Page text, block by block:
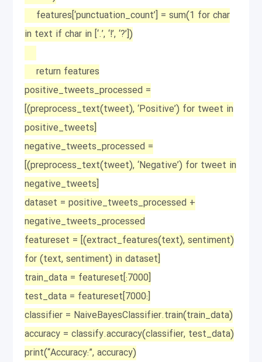
features[‘punctuation_count’] = sum(1 for char
in text if char in [‘.’, ‘!’, ‘?’])
return features
positive_tweets_processed =
[(preprocess_text(tweet), ‘Positive’) for tweet in
positive_tweets]
negative_tweets_processed =
[(preprocess_text(tweet), ‘Negative’) for tweet in
negative_tweets]
dataset = positive_tweets_processed +
negative_tweets_processed
featureset = [(extract_features(text), sentiment)
for (text, sentiment) in dataset]
train_data = featureset[:7000]
test_data = featureset[7000:]
classifier = NaiveBayesClassifier.train(train_data)
accuracy = classify.accuracy(classifier, test_data)
print(“Accuracy:”, accuracy)